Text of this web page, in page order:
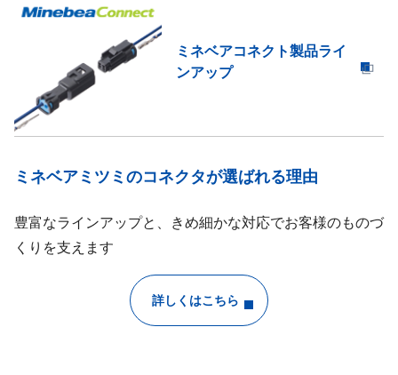
ミネベアコネクト製品ライ
ンアップ
ミネベアミツミのコネクタが選ばれる理由
豊富なラインアップと、きめ細かな対応でお客様のものづ
くりを支えます
詳しくはこちら